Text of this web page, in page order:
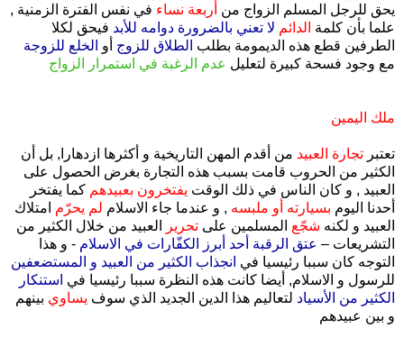
يحق للرجل المسلم الزواج من أربعة نساء في نفس الفترة الزمنية ,
علما بأن كلمة الدائم لا تعني بالضرورة دوامه للأبد فيحق لكلا
الطرفين قطع هذه الديمومة بطلب الطلاق للزوج أو الخلع للزوجة
مع وجود فسحة كبيرة لتعليل عدم الرغبة في استمرار الزواج
ملك اليمين
تعتبر تجارة العبيد من أقدم المهن التاريخية و أكثرها ازدهارا, بل أن
الكثير من الحروب قامت بسبب هذه التجارة بغرض الحصول على
العبيد , و كان الناس في ذلك الوقت يفتخرون بعبيدهم كما يفتخر
أحدنا اليوم بسيارته أو ملبسه , و عندما جاء الاسلام لم يحرّم امتلاك
العبيد و لكنه شجّع المسلمين على تحرير
العبيد من خلال الكثير من
التشريعات – عتق الرقبة أحد أبرز الكفّارات في الاسلام - و هذا
التوجه كان سببا رئيسيا في انجذاب الكثير من العبيد و المستضعفين
للرسول و الاسلام, أيضا كانت هذه النظرة سببا رئيسيا في استنكار
الكثير من الأسياد لتعاليم هذا الدين الجديد الذي سوف يساوي بينهم
و بين عبيدهم